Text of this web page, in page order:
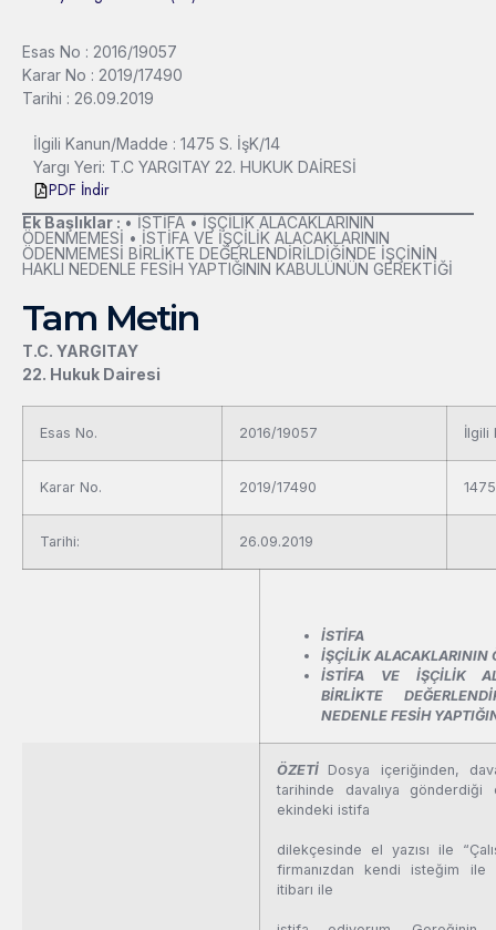
Esas No : 2016/19057
Karar No : 2019/17490
Tarihi : 26.09.2019
İlgili Kanun/Madde : 1475 S. İşK/14
Yargı Yeri: T.C YARGITAY 22. HUKUK DAİRESİ
PDF İndir
Ek Başlıklar : • İSTİFA • İŞÇİLİK ALACAKLARININ
ÖDENMEMESİ • İSTİFA VE İŞÇİLİK ALACAKLARININ
ÖDENMEMESİ BİRLİKTE DEĞERLENDİRİLDİĞİNDE İŞÇİNİN
HAKLI NEDENLE FESİH YAPTIĞININ KABULÜNÜN GEREKTİĞİ
Tam Metin
T.C. YARGITAY
22. Hukuk Dairesi
Esas No. 2016/19057 İlgili
Karar No. 2019/17490
Tarihi: 26.09.2019
İSTİFA
İŞÇİLİK ALACAKLARININ
İSTİFA VE İŞÇİLİK
BİRLİKTE
NEDENLE FESİH
ÖZETİ Dosya içeriğinden,
tarihinde davalıya gönderdiği
ekindeki istifa
dilekçesinde el yazısı ile
firmanızdan kendi isteğim ile
itibarı ile